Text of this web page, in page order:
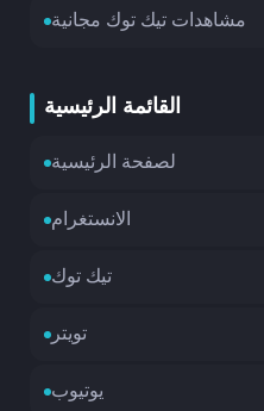
مشاهدات تيك توك مجانية
القائمة الرئيسية
لصفحة الرئيسية
الانستغرام
تيك توك
تويتر
يوتيوب